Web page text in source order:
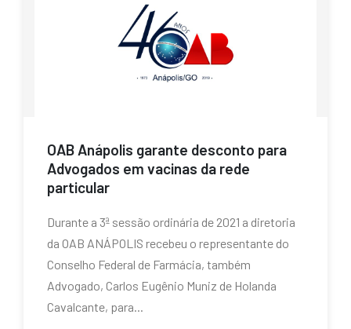
OAB Anápolis garante desconto para
Advogados em vacinas da rede
particular
Durante a 3ª sessão ordinária de 2021 a diretoria
da OAB ANÁPOLIS recebeu o representante do
Conselho Federal de Farmácia, também
Advogado, Carlos Eugênio Muniz de Holanda
Cavalcante, para...